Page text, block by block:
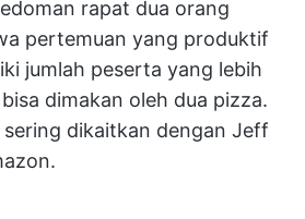
rapat dua orang
pertemuan yang produktif
jumlah peserta yang lebih
dimakan oleh dua pizza.
dikaitkan dengan Jeff